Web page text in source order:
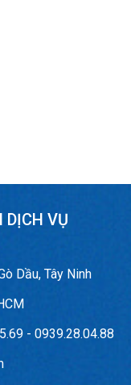
DỊCH VỤ
Dầu, Tây Ninh
- 0939.28.04.88